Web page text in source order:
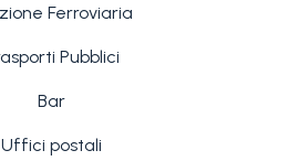
Ferroviaria
Pubblici
Bar
Uffici postali